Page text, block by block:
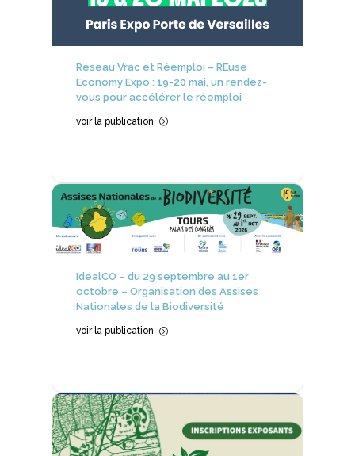
Réseau Vrac et Réemploi – REuse
Economy Expo : 19-20 mai, un rendez-
vous pour accélérer le réemploi
voir la publication =
IdealCO – du 29 septembre au 1er
octobre – Organisation des Assises
Nationales de la Biodiversité
voir la publication =